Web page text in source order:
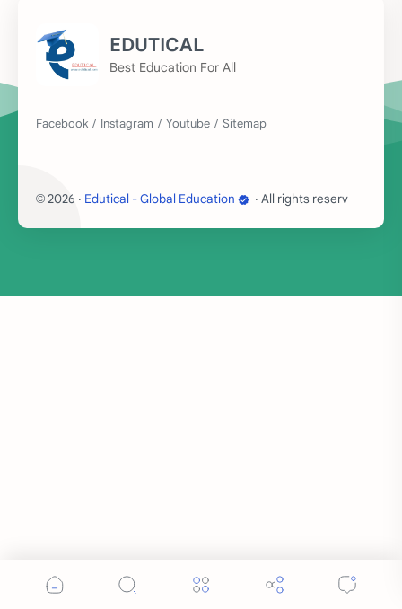
EDUTICAL
Best Education For All
© 2026 ‧ Edutical - Global Education ‧ All rights reserved.